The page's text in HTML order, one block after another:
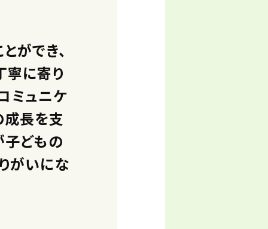
ができ、
寧に寄り
ミュニケ
成長を支
子どもの
がいにな